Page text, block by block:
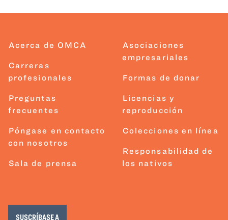
Acerca de OMCA
Carreras
profesionales
Preguntas
frecuentes
Póngase en contacto
con nosotros
Sala de prensa
Asociaciones
empresariales
Formas de donar
Licencias y
reproducción
Colecciones en línea
Responsabilidad de
los nativos
SUSCRÍBASE A